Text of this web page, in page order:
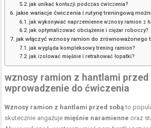
jak unikać kontuzji podczas ćwiczenia?
jakie wariacje ćwiczenia i rutynę treningową
jak wykonywać naprzemienne wznosy ramion z
jak optymalizować obciążenie i ciężar roboczy?
jak włączyć wznosy ramion do zrównoważonego
jak wygląda kompleksowy trening ramion?
jak izolować mięśnie i retrahować łopatki?
wznosy ramion z hantlami przed
wprowadzenie do ćwiczenia
Wznosy ramion z hantlami przed sobąto
skutecznie angażuje mięśnie naramienne oraz